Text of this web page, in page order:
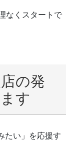
なくスタートで
の発
す
たい」を応援す